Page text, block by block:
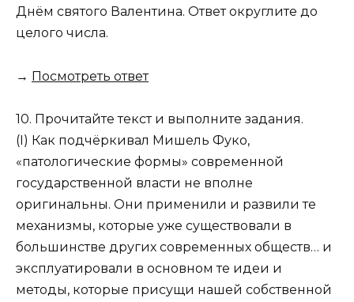
Днём святого Валентина. Ответ округлите до
целого числа.
→ Посмотреть ответ
10. Прочитайте текст и выполните задания.
(I) Как подчёркивал Мишель Фуко,
«патологические формы» современной
государственной власти не вполне
оригинальны. Они применили и развили те
механизмы, которые уже существовали в
большинстве других современных обществ… и
эксплуатировали в основном те идеи и
методы, которые присущи нашей собственной